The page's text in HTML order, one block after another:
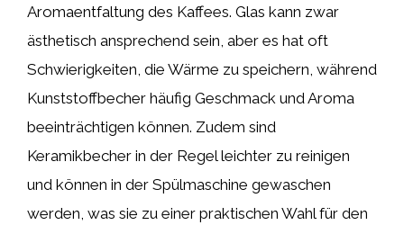
Aromaentfaltung des Kaffees. Glas kann zwar
ästhetisch ansprechend sein, aber es hat oft
Schwierigkeiten, die Wärme zu speichern, während
Kunststoffbecher häufig Geschmack und Aroma
beeinträchtigen können. Zudem sind
Keramikbecher in der Regel leichter zu reinigen
und können in der Spülmaschine gewaschen
werden, was sie zu einer praktischen Wahl für den